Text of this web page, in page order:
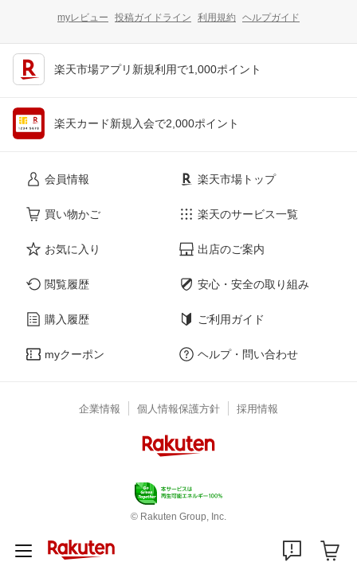
myレビュー 投稿ガイドライン 利用規約 ヘルプガイド
楽天市場アプリ新規利用で1,000ポイント
楽天カード新規入会で2,000ポイント
会員情報
買い物かご
お気に入り
閲覧履歴
購入履歴
myクーポン
楽天市場トップ
楽天のサービス一覧
出店のご案内
安心・安全の取り組み
ご利用ガイド
ヘルプ・問い合わせ
企業情報 個人情報保護方針 採用情報
© Rakuten Group, Inc.